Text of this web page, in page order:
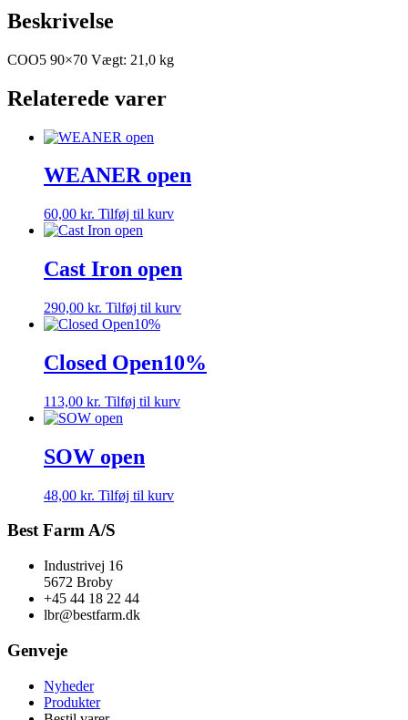
Beskrivelse
COO5 90×70 Vægt: 21,0 kg
Relaterede varer
WEANER open
60,00 kr. Tilføj til kurv
Cast Iron open
290,00 kr. Tilføj til kurv
Closed Open10%
113,00 kr. Tilføj til kurv
SOW open
48,00 kr. Tilføj til kurv
Best Farm A/S
Industrivej 16
5672 Broby
+45 44 18 22 44
lbr@bestfarm.dk
Genveje
Nyheder
Produkter